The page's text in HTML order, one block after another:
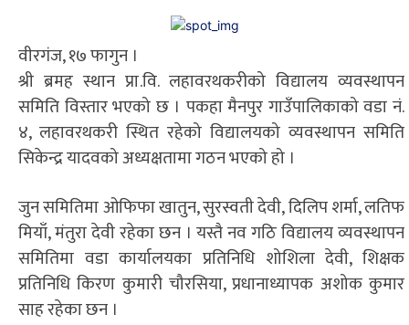
वीरगंज, १७ फागुन ।
श्री ब्रमह स्थान प्रा.वि. लहावरथकरीको विद्यालय व्यवस्थापन
समिति विस्तार भएको छ । पकहा मैनपुर गाउँपालिकाको वडा नं.
४, लहावरथकरी स्थित रहेको विद्यालयको व्यवस्थापन समिति
सिकेन्द्र यादवको अध्यक्षतामा गठन भएको हो ।
जुन समितिमा ओफिफा खातुन, सुरस्वती देवी, दिलिप शर्मा, लतिफ
मियाँ, मंतुरा देवी रहेका छन । यस्तै नव गठि विद्यालय व्यवस्थापन
समितिमा वडा कार्यालयका प्रतिनिधि शोशिला देवी, शिक्षक
प्रतिनिधि किरण कुमारी चौरसिया, प्रधानाध्यापक अशोक कुमार
साह रहेका छन ।